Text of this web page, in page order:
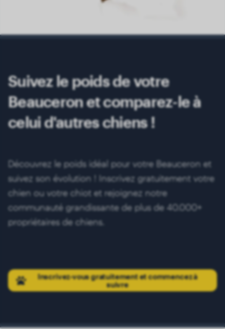
Suivez le poids de votre
Beauceron et comparez-le à
celui d'autres chiens !
Découvrez le poids idéal pour votre Beauceron et
suivez son évolution ! Inscrivez gratuitement votre
chien ou votre chiot et rejoignez notre
communauté grandissante de plus de 40.000+
propriétaires de chiens.
Inscrivez-vous gratuitement et commencez à
suivre